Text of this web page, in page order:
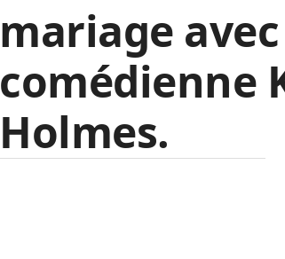
mariage
comédienne
Holmes.